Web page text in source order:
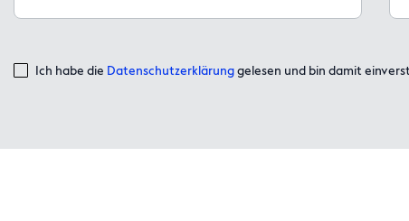
Ich habe die Datenschutzerklärunggelesen und bin damit